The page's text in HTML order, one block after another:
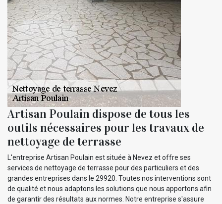
Artisan Poulain dispose de tous les
outils nécessaires pour les travaux de
nettoyage de terrasse
L'entreprise Artisan Poulain est située à Nevez et offre ses
services de nettoyage de terrasse pour des particuliers et des
grandes entreprises dans le 29920. Toutes nos interventions sont
de qualité et nous adaptons les solutions que nous apportons afin
de garantir des résultats aux normes. Notre entreprise s'assure